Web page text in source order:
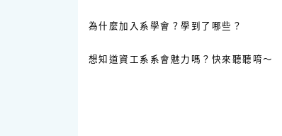
為什麼加入系學會？學到了哪些？
想知道資工系系會魅力嗎？快來聽聽唷～